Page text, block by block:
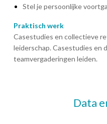
Stel je persoonlijke
Praktisch werk
Casestudies en collectieve
leiderschap. Casestudies en
teamvergaderingen leiden.
Data